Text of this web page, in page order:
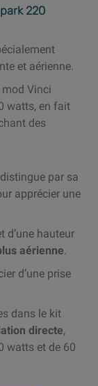
220
et aérienne.
Vinci
watts, en fait
des
par sa
apprécier une
d’une hauteur
aérienne.
d’une prise
dans le kit
directe,
watts et de 60